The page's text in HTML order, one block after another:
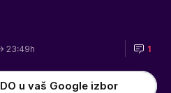
23:49h 1
u vaš Google izbor